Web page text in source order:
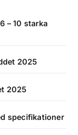
– 10 starka
2025
2025
specifikationer